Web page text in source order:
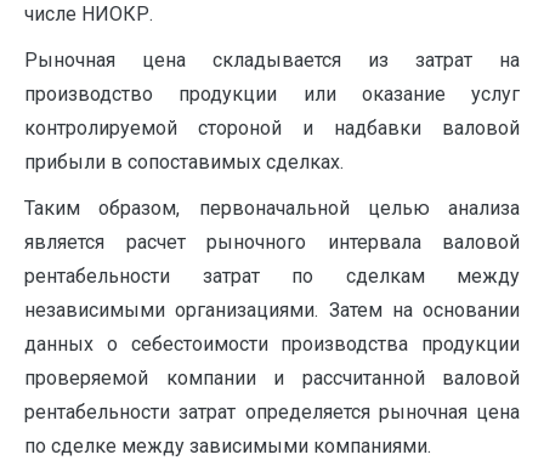
числе НИОКР.
Рыночная цена складывается из затрат на
производство продукции или оказание услуг
контролируемой стороной и надбавки валовой
прибыли в сопоставимых сделках.
Таким образом, первоначальной целью анализа
является расчет рыночного интервала валовой
рентабельности затрат по сделкам между
независимыми организациями. Затем на основании
данных о себестоимости производства продукции
проверяемой компании и рассчитанной валовой
рентабельности затрат определяется рыночная цена
по сделке между зависимыми компаниями.